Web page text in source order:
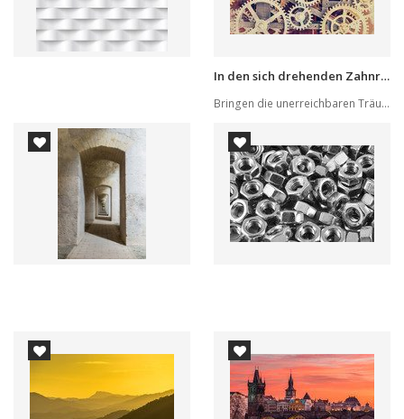
In den sich drehenden Zahnrädchen
Bringen die unerreichbaren Träume von einem ide...